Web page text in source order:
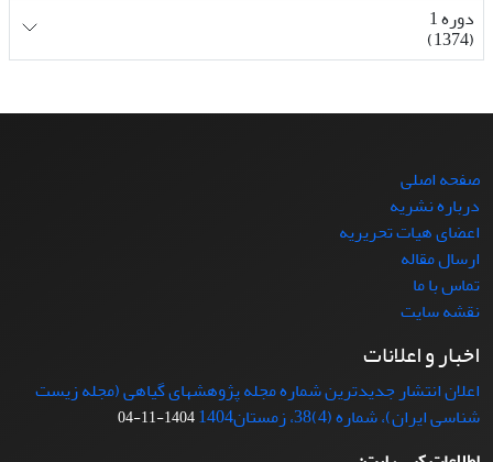
دوره 1
(1374)
صفحه اصلی
درباره نشریه
اعضای هیات تحریریه
ارسال مقاله
تماس با ما
نقشه سایت
اخبار و اعلانات
اعلان انتشار جدیدترین شماره مجله پژوهشهای گیاهی (مجله زیست
شناسی ایران)، شماره (4)38، زمستان1404
1404-11-04